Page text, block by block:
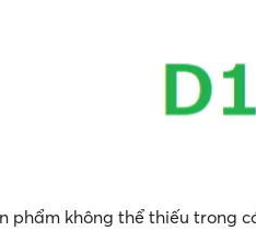
phẩm không thể thiếu